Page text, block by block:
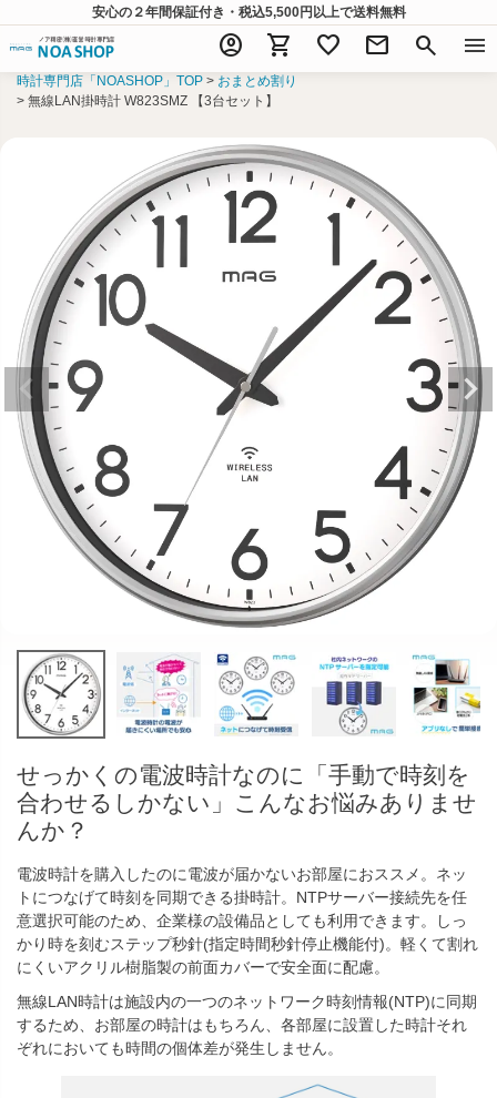
安心の２年間保証付き・税込5,500円以上で送料無料
account_circle shopping_cart favorite mail search menu
時計専門店「NOASHOP」TOP
おまとめ割り
無線LAN掛時計 W823SMZ 【3台セット】
せっかくの電波時計なのに「手動で時刻を
合わせるしかない」こんなお悩みありませ
んか？
電波時計を購入したのに電波が届かないお部屋におススメ。ネッ
トにつなげて時刻を同期できる掛時計。NTPサーバー接続先を任
意選択可能のため、企業様の設備品としても利用できます。しっ
かり時を刻むステップ秒針(指定時間秒針停止機能付)。軽くて割れ
にくいアクリル樹脂製の前面カバーで安全面に配慮。
無線LAN時計は施設内の一つのネットワーク時刻情報(NTP)に同期
するため、お部屋の時計はもちろん、各部屋に設置した時計それ
ぞれにおいても時間の個体差が発生しません。